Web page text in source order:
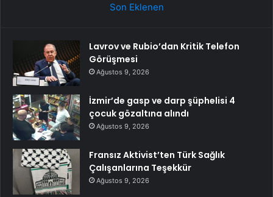
Son Eklenen
Lavrov ve Rubio’dan Kritik Telefon
Görüşmesi
Ağustos 9, 2026
İzmir’de gasp ve darp şüphelisi 4
çocuk gözaltına alındı
Ağustos 9, 2026
Fransız Aktivist’ten Türk Sağlık
Çalışanlarına Teşekkür
Ağustos 9, 2026